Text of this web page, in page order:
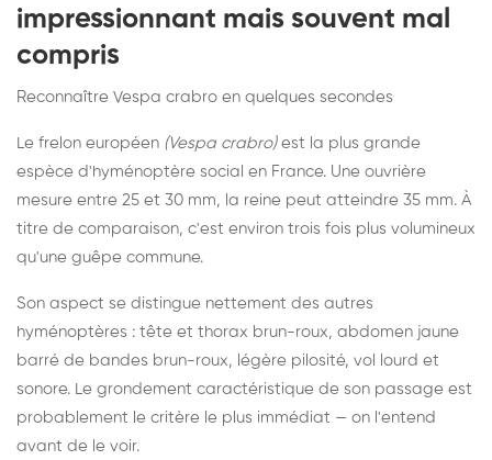
impressionnant mais souvent mal
compris
Reconnaître Vespa crabro en quelques secondes
Le frelon européen (Vespa crabro)est la plus grande
espèce d'hyménoptère social en France. Une ouvrière
mesure entre 25 et 30 mm, la reine peut atteindre 35 mm. À
titre de comparaison, c'est environ trois fois plus volumineux
qu'une guêpe commune.
Son aspect se distingue nettement des autres
hyménoptères : tête et thorax brun-roux, abdomen jaune
barré de bandes brun-roux, légère pilosité, vol lourd et
sonore. Le grondement caractéristique de son passage est
probablement le critère le plus immédiat — on l'entend
avant de le voir.